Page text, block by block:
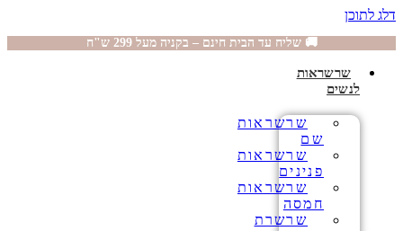
דלג לתוכן
🚚 שליח עד הבית חינם – בקניה מעל 299 ש"ח
שרשראות
לנשים
שרשראות
שם
שרשראות
פנינים
שרשראות
חמסה
שרשרת